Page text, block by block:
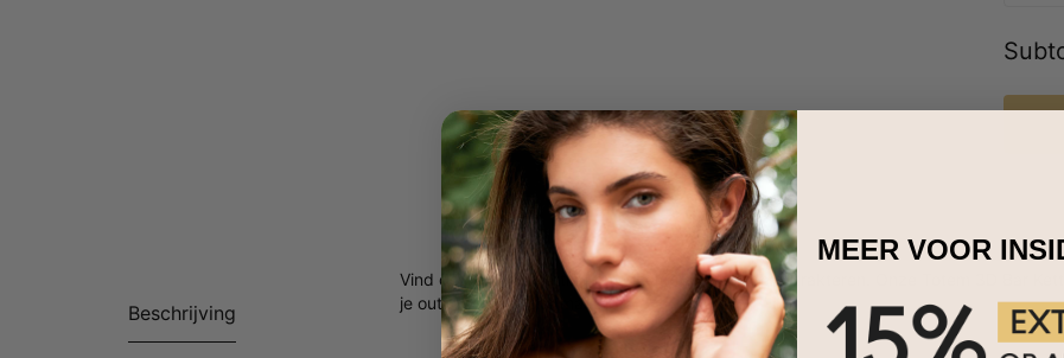
Beschrijving
Vind de perfecte ketting om jezelf of je geliefde te trakteren. Onze Totem 3D Bar
je outfit compleet te maken.
MEER VOOR